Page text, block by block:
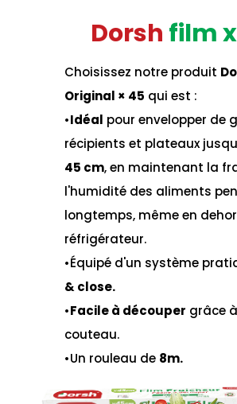
filmx
Dorsh
Choisissez notre produit
Original × 45 qui est :
•Idéal pour envelopper de
récipients et plateaux
45 cm, en maintenant la
l'humidité des aliments
longtemps, même en
réfrigérateur.
•Équipé d'un système
& close.
•Facile à découper grâce
couteau.
•Un rouleau de 8m.